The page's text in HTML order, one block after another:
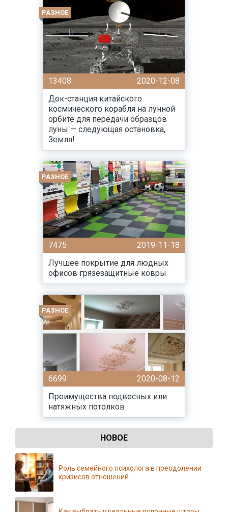
РАЗНОЕ
13408
2020-12-08
Док-станция китайского
космического корабля на лунной
орбите для передачи образцов
луны — следующая остановка,
Земля!
РАЗНОЕ
7475
2019-11-18
Лучшее покрытие для людных
офисов грязезащитные ковры
РАЗНОЕ
6699
2020-08-12
Преимущества подвесных или
натяжных потолков
НОВОЕ
Роль семейного психолога в преодолении
кризисов отношений